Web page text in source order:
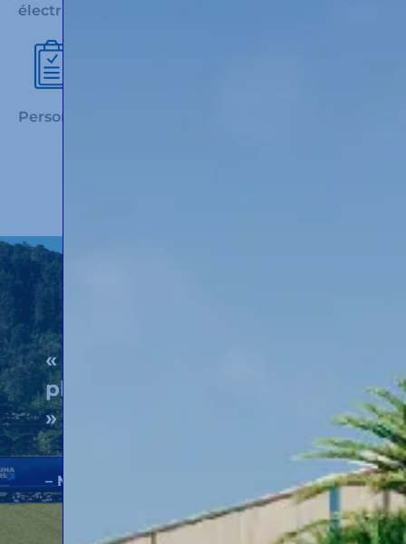
électriques
Personnel formé à la conduite sûre et efficace
« Parce qu’il n’y a pas de
planète B, soignons la nôtre
»
– Marina Roget, Responsable QHES